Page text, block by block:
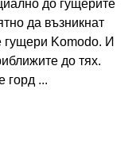
до гущерите
да възникнат
гущери Komodo. И
до тях.
горд ...